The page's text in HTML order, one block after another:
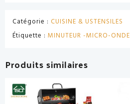
Catégorie : CUISINE & USTENSILES
Étiquette : MINUTEUR -MICRO-ONDE
Produits similaires